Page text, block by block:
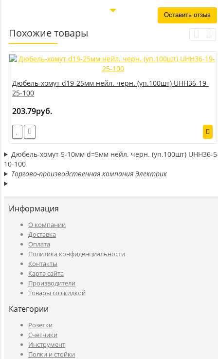
Оставить отзыв
Похожие товары
Дюбель-хомут d19-25мм нейл. черн. (уп.100шт) UHH36-19-
25-100
203.79руб.
Дюбель-хомут 5-10мм d=5мм нейл. черн. (уп.100шт) UHH36-
10-100
Торгово-производственная компания Электрик
Информация
O компании
Доставка
Оплата
Политика конфиденциальности
Контакты
Карта сайта
Производители
Товары со скидкой
Категории
Розетки
Счетчики
Инструмент
Полки и стойки